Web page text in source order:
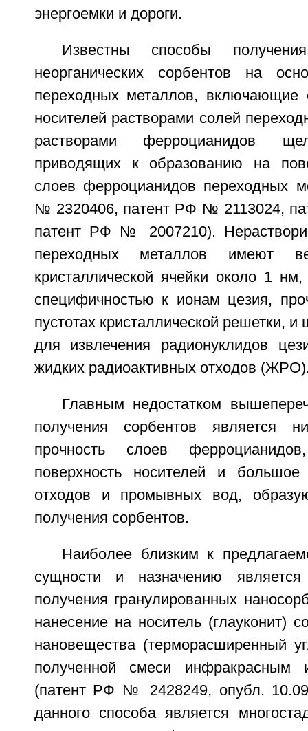
энергоемки и дороги.
Известны способы
неорганических сорбентов на
переходных металлов, включающие
носителей растворами солей
растворами ферроцианидов
приводящих к образованию на
слоев ферроцианидов переходных
№ 2320406, патент РФ № 2113024,
патент РФ № 2007210).
переходных металлов имеют
кристаллической ячейки около 1
специфичностью к ионам цезия,
пустотах кристаллической решетки,
для извлечения радионуклидов
жидких радиоактивных отходов
Главным недостатком
получения сорбентов является
прочность слоев
поверхность носителей и большое
отходов и промывных вод,
получения сорбентов.
Наиболее близким к
сущности и назначению
получения гранулированных
нанесение на носитель (глауконит)
нановещества (терморасширенный
полученной смеси
(патент РФ № 2428249, опубл.
данного способа является